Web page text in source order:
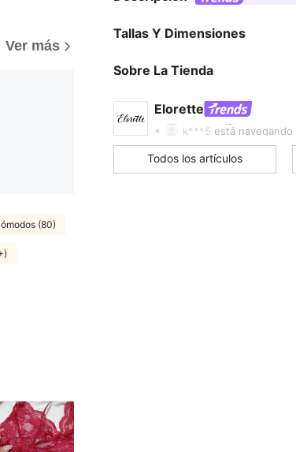
Ver más
(80)
73 cm / 29 in, Busto: 79 cm / 31 in, Color: Burdeos, Talla: M
Tallas Y Dimensiones
Sobre La Tienda
Elorette
1***6seguido
k***5 está navegando
Todos los artículos